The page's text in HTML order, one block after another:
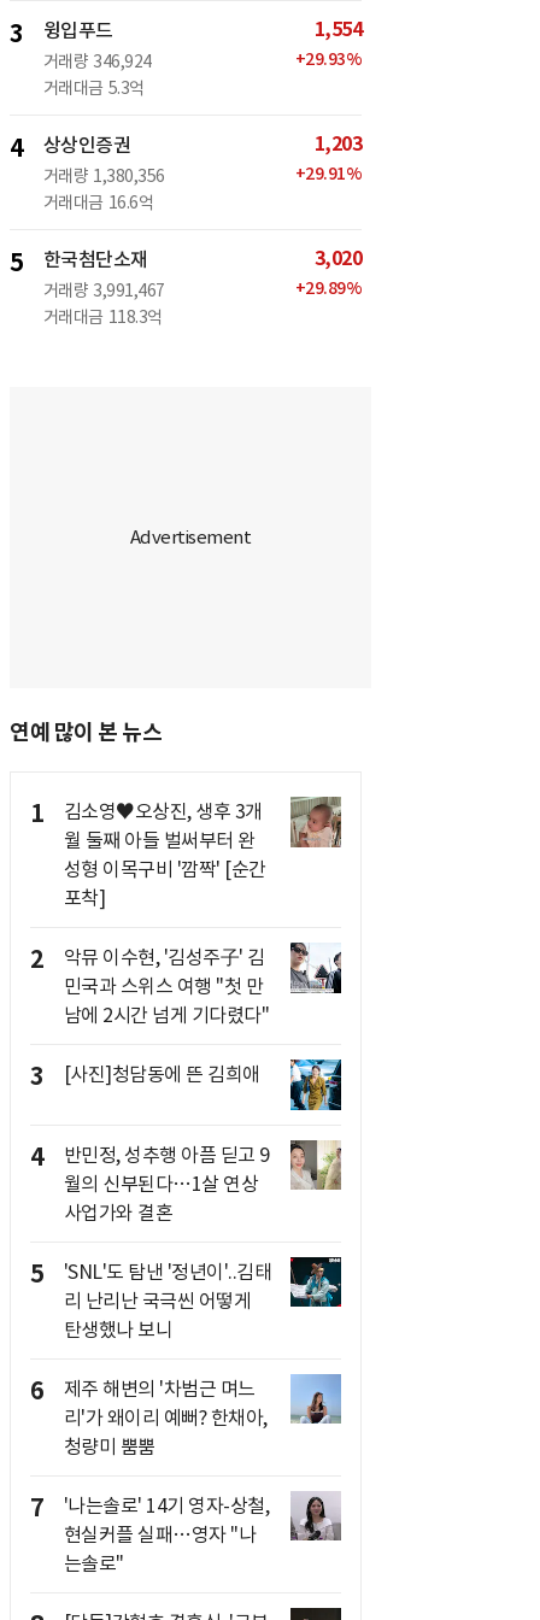
3 윙입푸드
거래량 346,924
거래대금 5.3억
1,554
+29.93%
4 상상인증권
거래량 1,380,356
거래대금 16.6억
1,203
+29.91%
5 한국첨단소재
거래량 3,991,467
거래대금 118.3억
3,020
+29.89%
연예 많이 본 뉴스
1
김소영♥오상진, 생후 3개
월 둘째 아들 벌써부터 완
성형 이목구비 '깜짝' [순간
포착]
2
악뮤 이수현, '김성주子' 김
민국과 스위스 여행 "첫 만
남에 2시간 넘게 기다렸다"
3 [사진]청담동에 뜬 김희애
4
반민정, 성추행 아픔 딛고 9
월의 신부된다…1살 연상
사업가와 결혼
5
'SNL'도 탐낸 '정년이'..김태
리 난리난 국극씬 어떻게
탄생했나 보니
6
제주 해변의 '차범근 며느
리'가 왜이리 예뻐? 한채아,
청량미 뿜뿜
7
'나는솔로' 14기 영자-상철,
현실커플 실패…영자 "나
는솔로"